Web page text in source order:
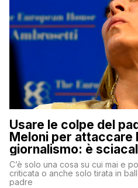
Usare le colpe del
Meloni per attaccare
giornalismo: è
Dimostriamo di
C’è solo una cosa su cui mai e
criticata o anche solo tirata in
padre